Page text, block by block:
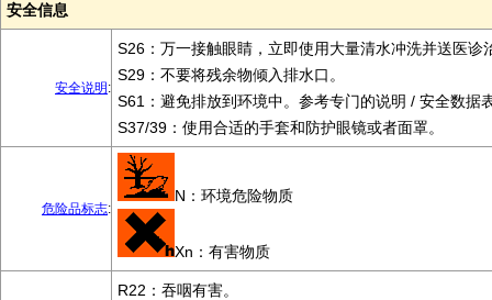
安全信息
安全说明 :
S26：万一接触眼睛，立即使用大量清水冲洗并送医诊
S29：不要将残余物倾入排水口。
S61：避免排放到环境中。参考专门的说明 / 安全数据
S37/39：使用合适的手套和防护眼镜或者面罩。
危险品标志:
N：环境危险物质
Xn：有害物质
R22：吞咽有害。